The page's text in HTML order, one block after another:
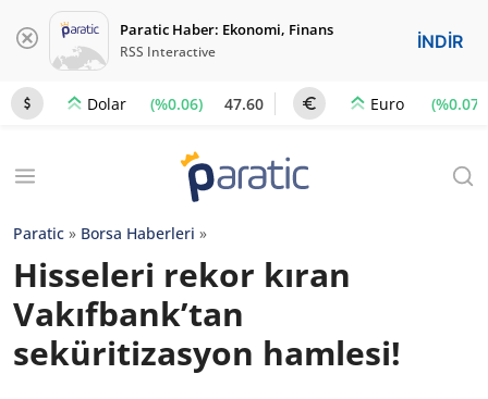
Paratic Haber: Ekonomi, Finans
RSS Interactive İNDİR
Dolar (%0.06) 47.60 Euro (%0.07)
Paratic » Borsa Haberleri »
Hisseleri rekor kıran
Vakıfbank’tan
seküritizasyon hamlesi!